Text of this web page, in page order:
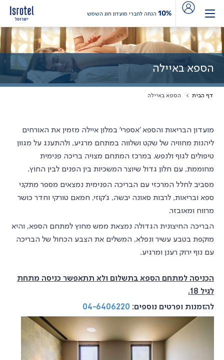
10% הנחה לחברי מועדון חוג השמש
הספא באיילה
דף הבית הספא באיילה
מועדון הבריאות והספא 'אספרי' במלון איילה מזמין את האורחים
ליהנות מחוויה של שקט ושלווה במתחם מרגיע, ולהתענג על מגוון
טיפולים לגוף ולנפש. במרכז המתחם מצויה בריכה פנימית
מחוממת, עם חלון גדול שיוצר המשכיות בין הפנים לבין החוץ.
מסביב לחלל המרכזי עם הבריכה הפנימית נמצאים מספר מתקני
ספא ובריאות, לרבות סאונה יבשה, ג'קוזי, חמאם טורקי וחדר כושר
מרווח ומאובזר.
הבריכה החיצונית הגדולה נמצאת ממש מחוץ למתחם הספא, והיא
מוקפת בטבע עשיר ונפלא, המשלים את הצבע הכחול של הבריכה
עם נוף ירוק רענן ומרגיע.
הכניסה למתחם הספא בתשלום ולא תתאפשר כניסה מתחת
לגיל 18.
להזמנות ופרטים נוספים: 04-6406220